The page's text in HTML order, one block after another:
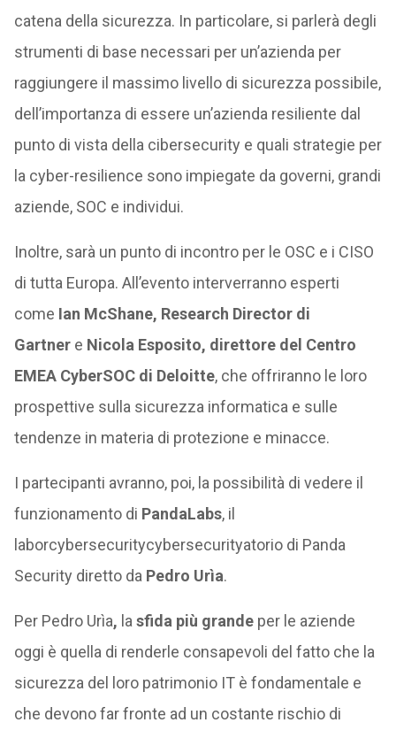
catena della sicurezza. In particolare, si parlerà degli
strumenti di base necessari per un’azienda per
raggiungere il massimo livello di sicurezza possibile,
dell’importanza di essere un’azienda resiliente dal
punto di vista della cibersecurity e quali strategie per
la cyber-resilience sono impiegate da governi, grandi
aziende, SOC e individui.
Inoltre, sarà un punto di incontro per le OSC e i CISO
di tutta Europa. All’evento interverranno esperti
come Ian McShane, Research Director di
Gartner e Nicola Esposito, direttore del Centro
EMEA CyberSOC di Deloitte, che offriranno le loro
prospettive sulla sicurezza informatica e sulle
tendenze in materia di protezione e minacce.
I partecipanti avranno, poi, la possibilità di vedere il
funzionamento di PandaLabs, il
laborcybersecuritycybersecurityatorio di Panda
Security diretto da Pedro Urìa.
Per Pedro Urìa, la sfida più grandeper le aziende
oggi è quella di renderle consapevoli del fatto che la
sicurezza del loro patrimonio IT è fondamentale e
che devono far fronte ad un costante rischio di